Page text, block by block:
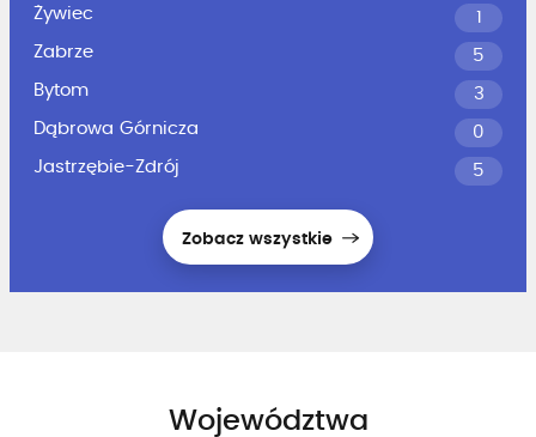
Żywiec
1
Zabrze
5
Bytom
3
Dąbrowa Górnicza
0
Jastrzębie-Zdrój
5
Zobacz wszystkie
Województwa